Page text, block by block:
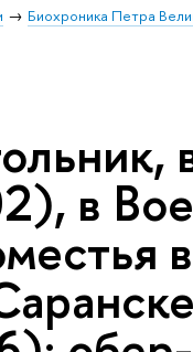
Биохроника Петра
в
в